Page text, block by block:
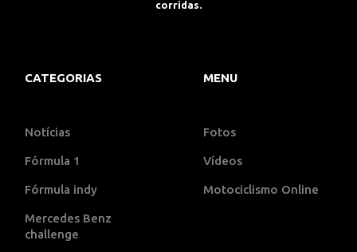
corridas.
CATEGORIAS
Notícias
Fórmula 1
Fórmula indy
Mercedes Benz
challenge
MENU
Fotos
Vídeos
Motociclismo Online